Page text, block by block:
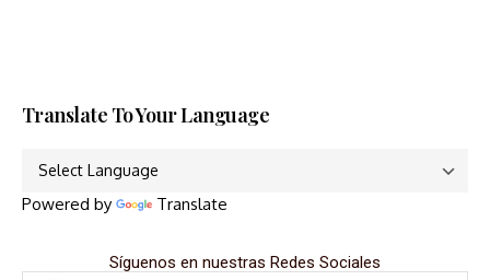
Translate To Your Language
Powered by Translate
Síguenos en nuestras Redes Sociales